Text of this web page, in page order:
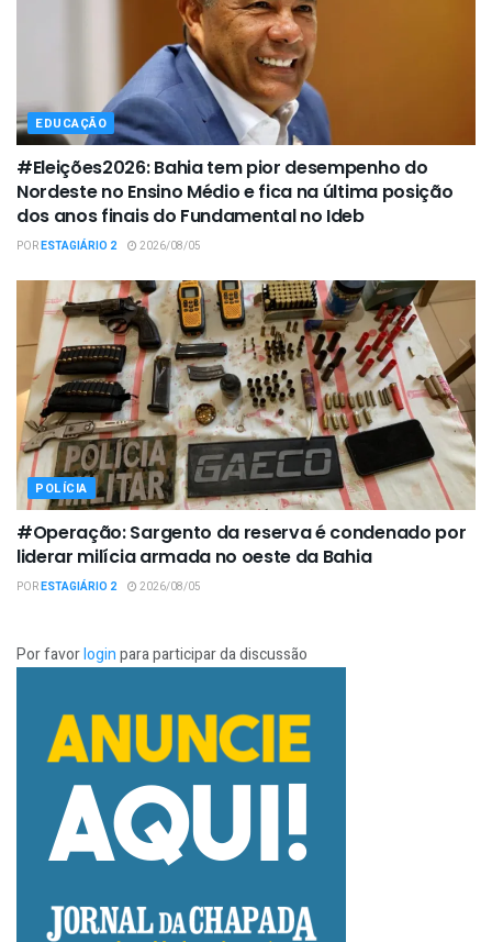
EDUCAÇÃO
#Eleições2026: Bahia tem pior desempenho do
Nordeste no Ensino Médio e fica na última posição
dos anos finais do Fundamental no Ideb
PORESTAGIÁRIO 2 2026/08/05
POLÍCIA
#Operação: Sargento da reserva é condenado por
liderar milícia armada no oeste da Bahia
PORESTAGIÁRIO 2 2026/08/05
Por favorloginpara participar da discussão